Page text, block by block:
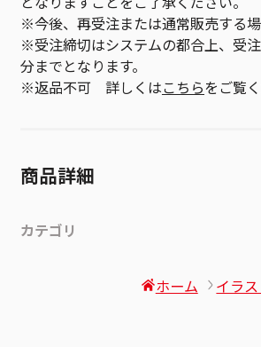
※今後、再受注または通常販売する場
※受注締切はシステムの都合上、受
分までとなります。
※返品不可 詳しくはこちらをご覧
商品詳細
カテゴリ
ホーム イラ